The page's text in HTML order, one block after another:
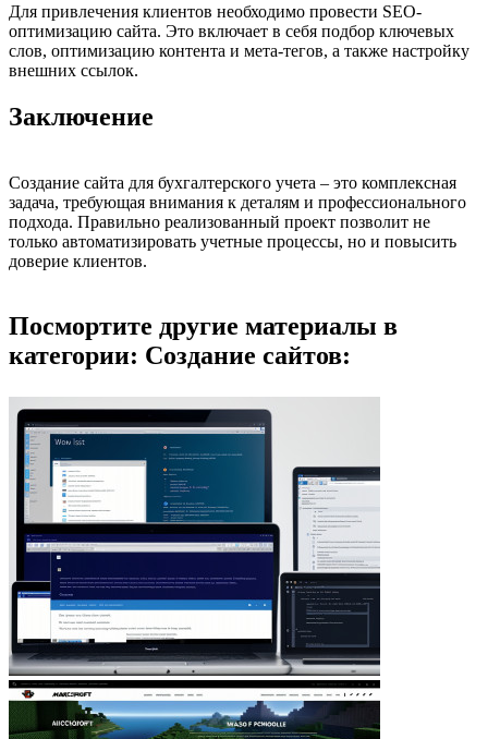
Для привлечения клиентов необходимо провести SEO-
оптимизацию сайта. Это включает в себя подбор ключевых
слов, оптимизацию контента и мета-тегов, а также настройку
внешних ссылок.
Заключение
Создание сайта для бухгалтерского учета – это комплексная
задача, требующая внимания к деталям и профессионального
подхода. Правильно реализованный проект позволит не
только автоматизировать учетные процессы, но и повысить
доверие клиентов.
Посмортите другие материалы в
категории: Создание сайтов: